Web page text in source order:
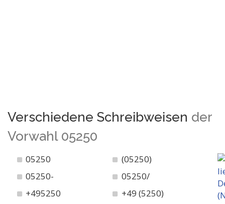
Verschiedene Schreibweisen der
Vorwahl 05250
05250
(05250)
05250-
05250/
+495250
+49 (5250)